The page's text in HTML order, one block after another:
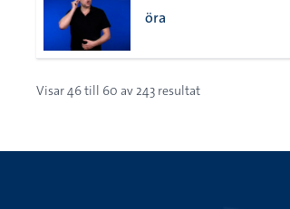
öra
Visar46till 60 av243 resultat